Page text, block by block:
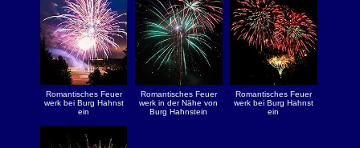
Romantisches Feuer
werk bei Burg Hahnst
ein
Romantisches Feuer
werk in der Nähe von
Burg Hahnstein
Romantisches Feuer
werk bei Burg Hahnst
ein